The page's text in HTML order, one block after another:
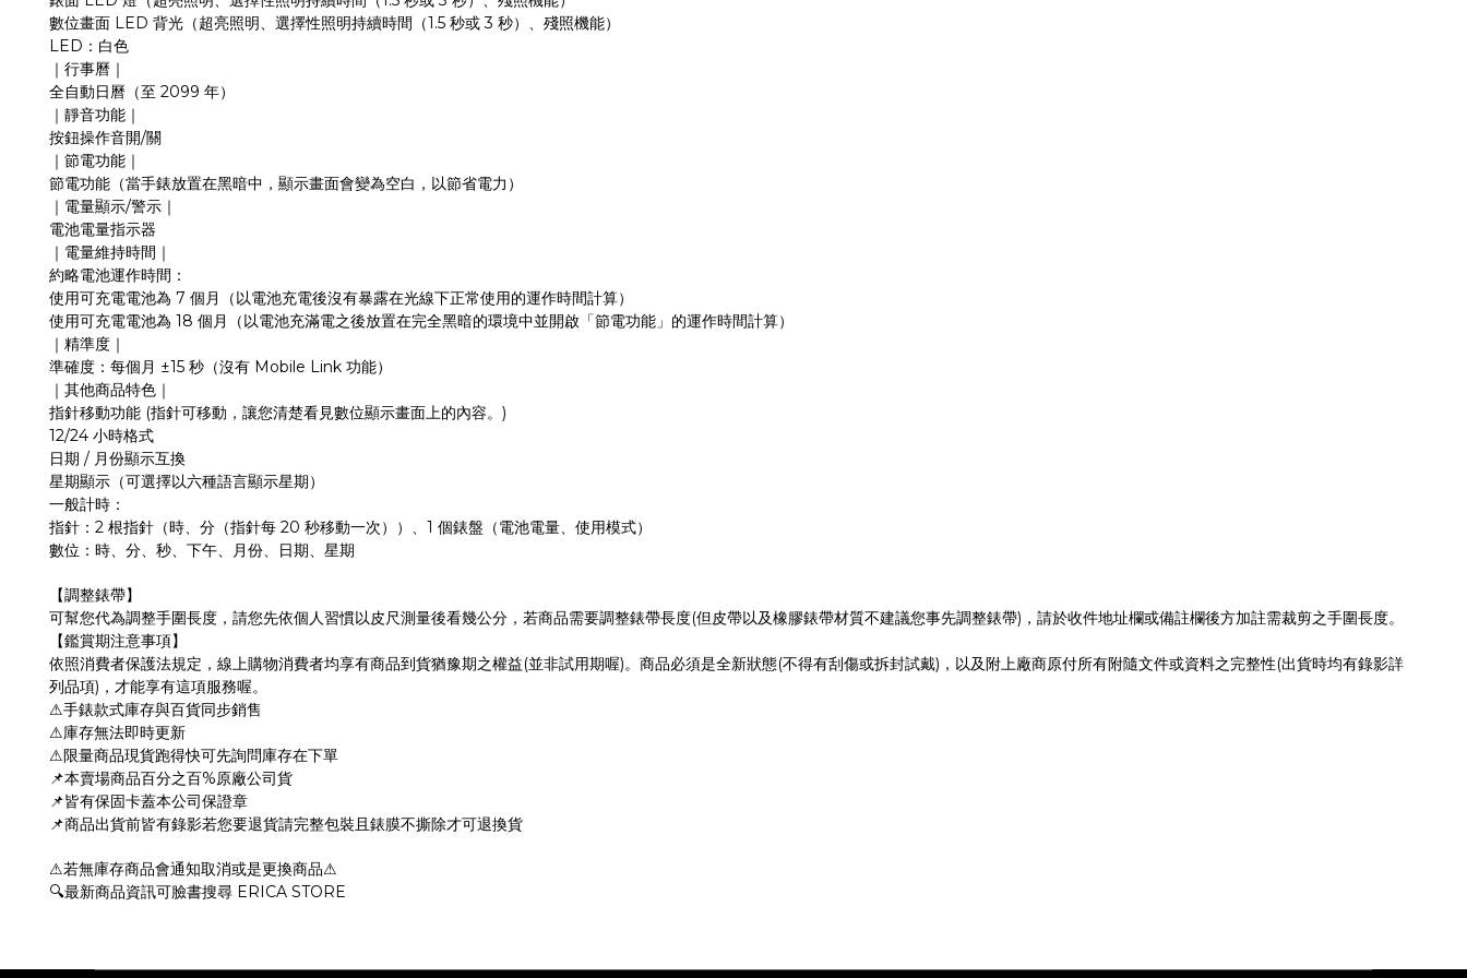
數位畫面 LED 背光（超亮照明、選擇性照明持續時間（1.5 秒或 3 秒）、殘照機能）
LED ：白色
｜行事曆｜
全自動日曆（至 2099 年）
｜靜音功能｜
按鈕操作音開/關
｜節電功能｜
節電功能（當手錶放置在黑暗中，顯示畫面會變為空白，以節省電力）
｜電量顯示/警示｜
電池電量指示器
｜電量維持時間｜
約略電池運作時間：
使用可充電電池為 7 個月（以電池充電後沒有暴露在光線下正常使用的運作時間計算）
使用可充電電池為 18 個月（以電池充滿電之後放置在完全黑暗的環境中並開啟「節電功能」的運作時間計算）
｜精準度｜
準確度：每個月 ±15 秒（沒有 Mobile Link 功能）
｜其他商品特色｜
指針移動功能 (指針可移動，讓您清楚看見數位顯示畫面上的內容。 )
12/24 小時格式
日期 / 月份顯示互換
星期顯示（可選擇以六種語言顯示星期）
一般計時：
指針： 2 根指針（時、分（指針每 20 秒移動一次））、 1 個錶盤（電池電量、使用模式）
數位：時、分、秒、下午、月份、日期、星期
【調整錶帶】
可幫您代為調整手圍長度，請您先依個人習慣以皮尺測量後看幾公分，若商品需要調整錶帶長度(但皮帶以及橡膠錶帶材質不建議您事先調整錶帶) ，請於收件地址欄或備註欄後方加註需裁剪之手圍長度。
【鑑賞期注意事項】
依照消費者保護法規定，線上購物消費者均享有商品到貨猶豫期之權益 (並非試用期喔)。商品必須是全新狀態(不得有刮傷或拆封試戴) ，以及附上廠商原付所有附隨文件或資料之完整性 (出貨時均有錄影詳
列品項) ，才能享有這項服務喔。
⚠手錶款式庫存與百貨同步銷售
⚠庫存無法即時更新
⚠ 限量商品現貨跑得快可先詢問庫存在下單
📌本賣場商品百分之百%原廠公司貨
📌皆有保固卡蓋本公司保證章
📌商品出貨前皆有錄影若您要退貨請完整包裝且錶膜不撕除才可退換貨
⚠若無庫存商品會通知取消或是更換商品⚠
🔍最新商品資訊可臉書搜尋 ERICA STORE